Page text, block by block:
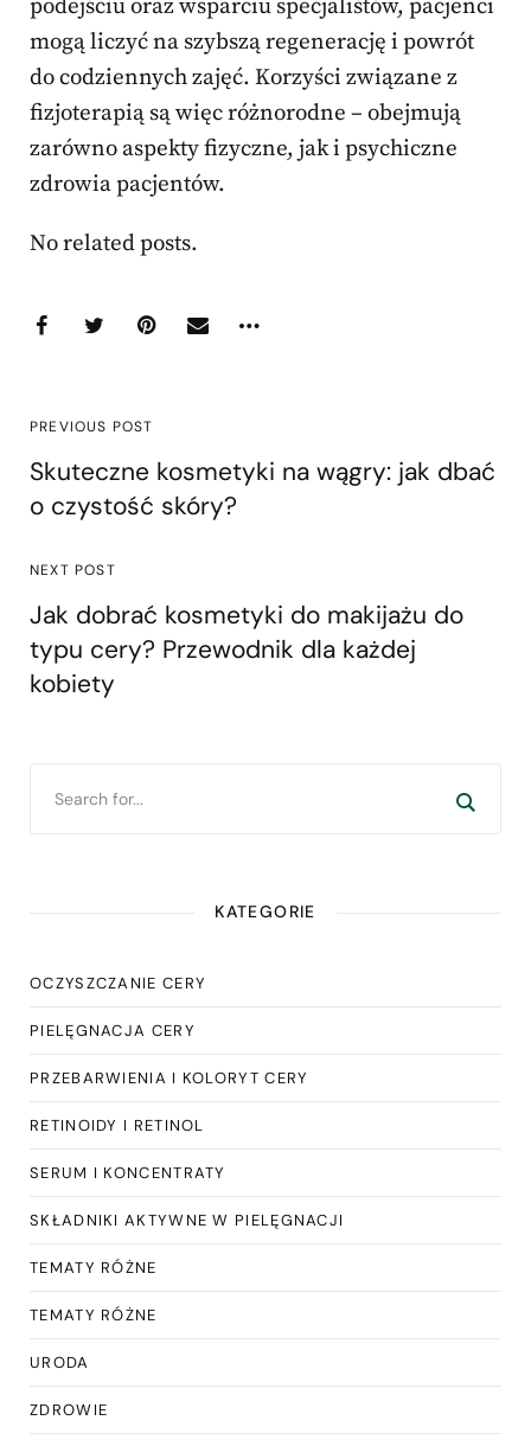
podejściu oraz wsparciu specjalistów, pacjenci
mogą liczyć na szybszą regenerację i powrót
do codziennych zajęć. Korzyści związane z
fizjoterapią są więc różnorodne – obejmują
zarówno aspekty fizyczne, jak i psychiczne
zdrowia pacjentów.
No related posts.
PREVIOUS POST
Skuteczne kosmetyki na wągry: jak dbać
o czystość skóry?
NEXT POST
Jak dobrać kosmetyki do makijażu do
typu cery? Przewodnik dla każdej
kobiety
KATEGORIE
OCZYSZCZANIE CERY
PIELĘGNACJA CERY
PRZEBARWIENIA I KOLORYT CERY
RETINOIDY I RETINOL
SERUM I KONCENTRATY
SKŁADNIKI AKTYWNE W PIELĘGNACJI
TEMATY RÓŻNE
TEMATY RÓŻNE
URODA
ZDROWIE